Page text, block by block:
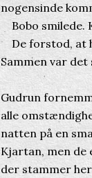
nogensinde
Bobo smilede.
De forstod, at
Sammen var
Gudrun
alle
natten på en
Kjartan, men de
der stammer